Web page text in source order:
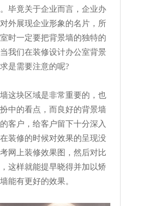
毕竟关于企业而言，企业办
外展现企业形象的名片，所
时一定要把背景墙的独特的
我们在装修设计办公室背景
是需要注意的呢?
块区域是非常重要的，也
中的看点，而良好的背景墙
客户，给客户留下十分深入
装修的时候对效果的呈现没
网上装修效果图，然后对比
这样就能提早晓得并加以矫
能有更好的效果。